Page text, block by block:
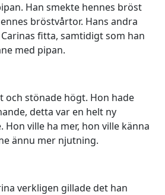
Han smekte hennes bröst
bröstvårtor. Hans andra
fitta, samtidigt som han
med pipan.
och stönade högt. Hon hade
detta var en helt ny
Hon ville ha mer, hon ville känna
ännu mer njutning.
verkligen gillade det han